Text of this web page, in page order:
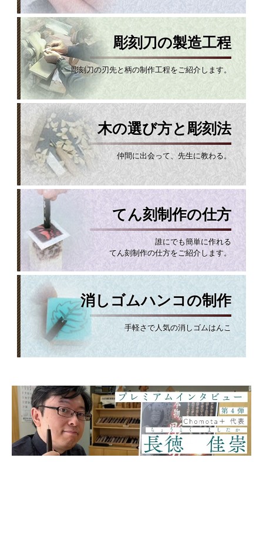
彫刻刀の製造工程
彫刻刀の刃先と柄の制作工程をご紹介します。
木の選び方と彫刻法
仲間に出会って、先生に教わる。
てん刻制作の仕方
誰にでも簡単に作れる
てん刻制作の仕方をご紹介します。
消しゴムハンコの制作
手軽さで人気の消しゴムはんこ